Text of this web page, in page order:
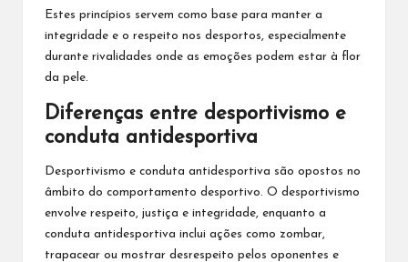
Estes princípios servem como base para manter a
integridade e o respeito nos desportos, especialmente
durante rivalidades onde as emoções podem estar à flor
da pele.
Diferenças entre desportivismo e
conduta antidesportiva
Desportivismo e conduta antidesportiva são opostos no
âmbito do comportamento desportivo. O desportivismo
envolve respeito, justiça e integridade, enquanto a
conduta antidesportiva inclui ações como zombar,
trapacear ou mostrar desrespeito pelos oponentes e